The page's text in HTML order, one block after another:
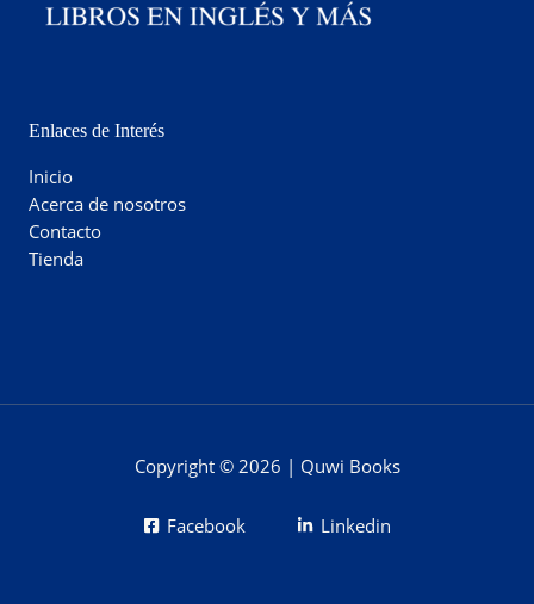
Enlaces de Interés
Inicio
Acerca de nosotros
Contacto
Tienda
Copyright © 2026 | Quwi Books
Facebook Linkedin